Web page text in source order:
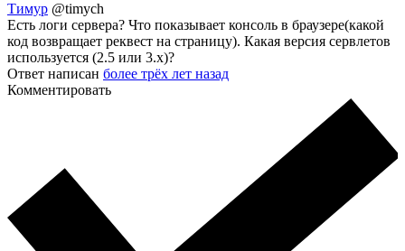
Тимур @timych
Есть логи сервера? Что показывает консоль в браузере(какой
код возвращает реквест на страницу). Какая версия сервлетов
используется (2.5 или 3.x)?
Ответ написан более трёх лет назад
Комментировать